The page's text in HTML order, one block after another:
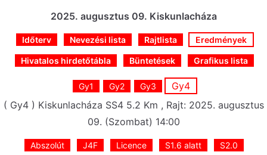
2025. augusztus 09. Kiskunlacháza
Időterv Nevezési lista Rajtlista Eredmények
Hivatalos hirdetőtábla Büntetések Grafikus lista
Gy1 Gy2 Gy3
Gy4
( Gy4 ) Kiskunlacháza SS4 5.2 Km , Rajt: 2025. augusztus
09. (Szombat) 14:00
Abszolút J4F Licence S1.6 alatt S2.0